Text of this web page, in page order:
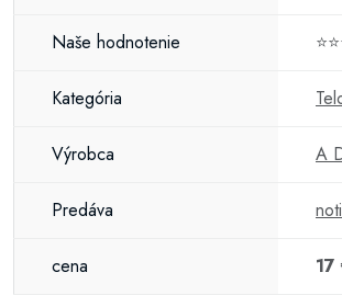
Naše hodnotenie
Kategória
Výrobca A
Predáva
cena 17